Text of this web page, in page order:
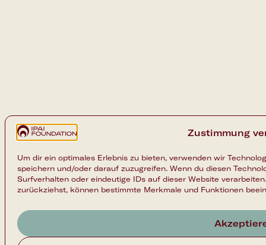
Zustimmung
Um dir ein optimales Erlebnis zu bieten, verwenden wir
speichern und/oder darauf zuzugreifen. Wenn du diesen
Surfverhalten oder eindeutige IDs auf dieser Website
zurückziehst, können bestimmte Merkmale und Funktionen